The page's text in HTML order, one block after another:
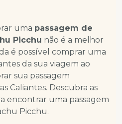
uma passagem de
Picchu não é a melhor
é possível comprar uma
da sua viagem ao
sua passagem
Caliantes. Descubra as
encontrar uma passagem
Picchu.